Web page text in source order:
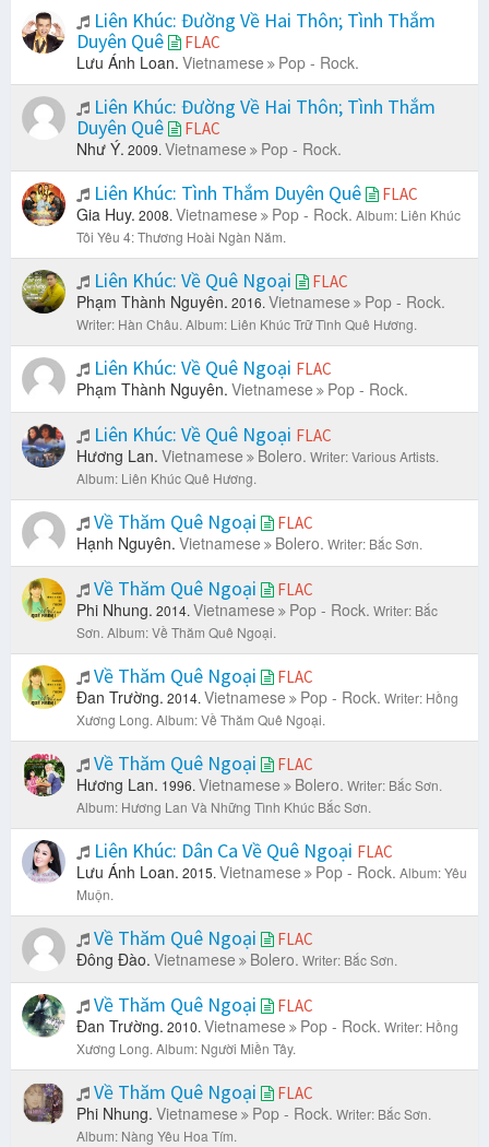
Liên Khúc: Đường Về Hai Thôn; Tình Thắm
Duyên Quê
FLAC
Lưu Ánh Loan. Vietnamese Pop - Rock.
Liên Khúc: Đường Về Hai Thôn; Tình Thắm
Duyên Quê
FLAC
Như Ý. 2009. Vietnamese Pop - Rock.
Liên Khúc: Tình Thắm Duyên Quê FLAC
Gia Huy. 2008. Vietnamese Pop - Rock. Album: Liên Khúc
Tôi Yêu 4: Thương Hoài Ngàn Năm.
Liên Khúc: Về Quê Ngoại FLAC
Phạm Thành Nguyên. 2016. Vietnamese Pop - Rock.
Writer: Hàn Châu. Album: Liên Khúc Trữ Tình Quê Hương.
Liên Khúc: Về Quê Ngoại FLAC
Phạm Thành Nguyên. Vietnamese Pop - Rock.
Liên Khúc: Về Quê Ngoại FLAC
Hương Lan. Vietnamese Bolero. Writer: Various Artists.
Album: Liên Khúc Quê Hương.
Về Thăm Quê Ngoại FLAC
Hạnh Nguyên. Vietnamese Bolero. Writer: Bắc Sơn.
Về Thăm Quê Ngoại FLAC
Phi Nhung. 2014. Vietnamese Pop - Rock. Writer: Bắc
Sơn. Album: Về Thăm Quê Ngoại.
Về Thăm Quê Ngoại FLAC
Đan Trường. 2014. Vietnamese Pop - Rock. Writer: Hồng
Xương Long. Album: Về Thăm Quê Ngoại.
Về Thăm Quê Ngoại FLAC
Hương Lan. 1996. Vietnamese Bolero. Writer: Bắc Sơn.
Album: Hương Lan Và Những Tình Khúc Bắc Sơn.
Liên Khúc: Dân Ca Về Quê Ngoại FLAC
Lưu Ánh Loan. 2015. Vietnamese Pop - Rock. Album: Yêu
Muộn.
Về Thăm Quê Ngoại FLAC
Đông Đào. Vietnamese Bolero. Writer: Bắc Sơn.
Về Thăm Quê Ngoại FLAC
Đan Trường. 2010. Vietnamese Pop - Rock. Writer: Hồng
Xương Long. Album: Người Miền Tây.
Về Thăm Quê Ngoại FLAC
Phi Nhung. Vietnamese Pop - Rock. Writer: Bắc Sơn.
Album: Nàng Yêu Hoa Tím.